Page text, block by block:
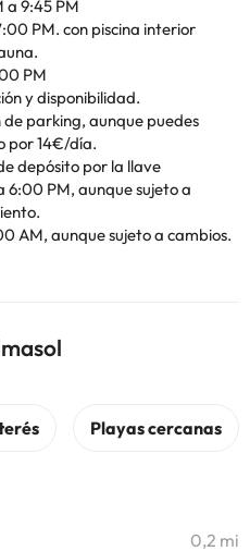
a 9:45 PM
PM. con piscina interior
PM
y disponibilidad.
de parking, aunque puedes
por 14€/día.
depósito por la llave
6:00 PM, aunque sujeto a
AM, aunque sujeto a cambios.
0,2 mi